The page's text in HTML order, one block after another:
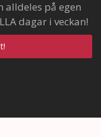
alldeles på egen
dagar i veckan!